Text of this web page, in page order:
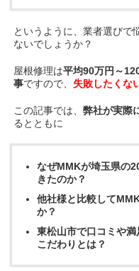
というように、業者選びで
ないでしょうか？
屋根修理は平均90万円～
事ですので、 失敗したくな
この記事では、弊社が実際
るとともに
なぜMMKが埼玉県の
きたのか？
他社様と比較して
か？
東松山市で口コミや
こだわりとは？